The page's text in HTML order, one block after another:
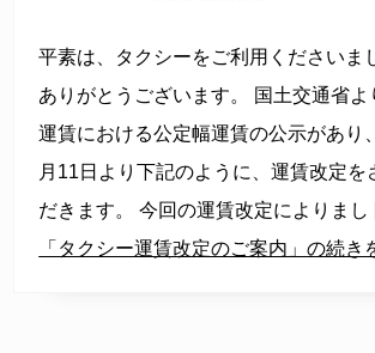
平素は、タクシーをご利用くださいま
ありがとうございます。 国土交通省よ
運賃における公定幅運賃の公示があり
月11日より下記のように、運賃改定を
だきます。 今回の運賃改定によりま
「タクシー運賃改定のご案内」の続き